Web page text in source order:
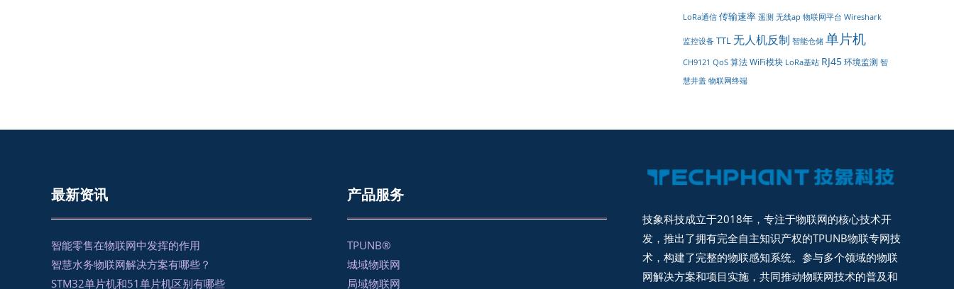
LoRa通信 传输速率 遥测 无线ap 物联网平台 Wireshark
监控设备 TTL 无人机反制 智能仓储 单片机
CH9121 QoS 算法WiFi模块 LoRa基站 RJ45环境监测 智
慧井盖 物联网终端
最新资讯
智能零售在物联网中发挥的作用
智慧水务物联网解决方案有哪些？
STM32单片机和51单片机区别有哪些
产品服务
TPUNB®
城域物联网
局域物联网
技象科技成立于2018年，专注于物联网的核心技术开
发，推出了拥有完全自主知识产权的TPUNB物联专网技
术，构建了完整的物联感知系统。参与多个领域的物联
网解决方案和项目实施，共同推动物联网技术的普及和